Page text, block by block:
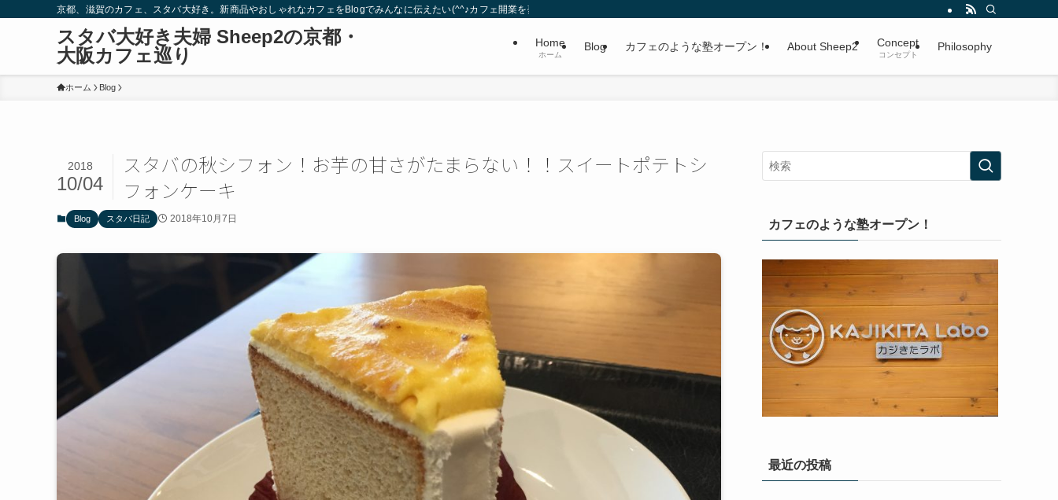
京都、滋賀のカフェ、スタバ大好き。新商品やおしゃれなカフェをBlogでみんなに伝えたい(^^♪カフェ開業を夢見る夫婦。
スタバ大好き夫婦 Sheep2の京都・
大阪カフェ巡り
Home
ホーム
Blog カフェのような塾オープン！ About Sheep2 Concept
コンセプト
Philosophy
ホーム Blog
スタバの秋シフォン！お芋の甘さがたまらない！！スイートポテトシ
フォンケーキ
2018
10/04
Blog スタバ日記 2018年10月7日 カフェのような塾オープン！
最近の投稿